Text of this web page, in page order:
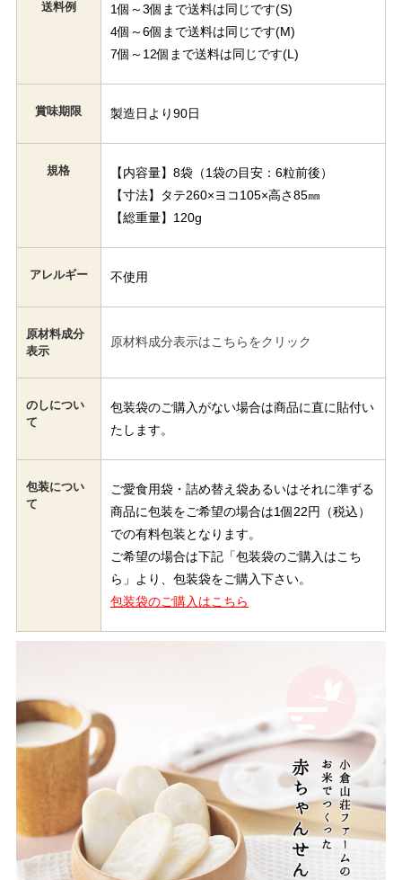
送料例
1個～3個まで送料は同じです(S)
4個～6個まで送料は同じです(M)
7個～12個まで送料は同じです(L)
賞味期限 製造日より90日
規格
【内容量】8袋（1袋の目安：6粒前後）
【寸法】タテ260×ヨコ105×高さ85㎜
【総重量】120g
アレルギー 不使用
原材料成分
表示
原材料成分表示はこちらをクリック
のしについ
て
包装袋のご購入がない場合は商品に直に貼付い
たします。
包装につい
て
ご愛食用袋・詰め替え袋あるいはそれに準ずる
商品に包装をご希望の場合は1個22円（税込）
での有料包装となります。
ご希望の場合は下記「包装袋のご購入はこち
ら」より、包装袋をご購入下さい。
包装袋のご購入はこちら